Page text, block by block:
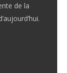
de la